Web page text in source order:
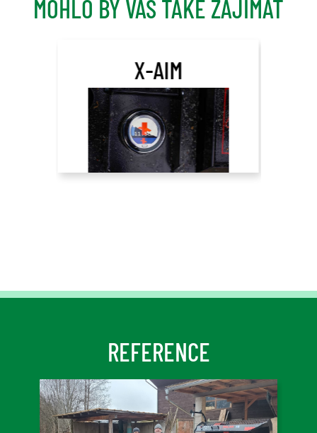
MOHLO BY VÁS TAKÉ ZAJÍMAT
X-AIM
REFERENCE